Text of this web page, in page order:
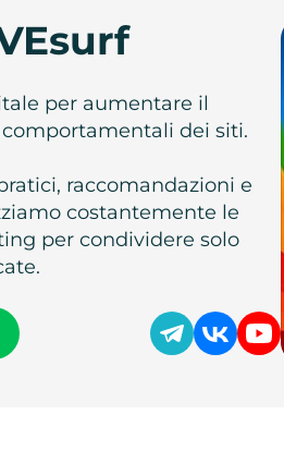
per aumentare il
dei siti.
raccomandazioni e
costantemente le
per condividere solo